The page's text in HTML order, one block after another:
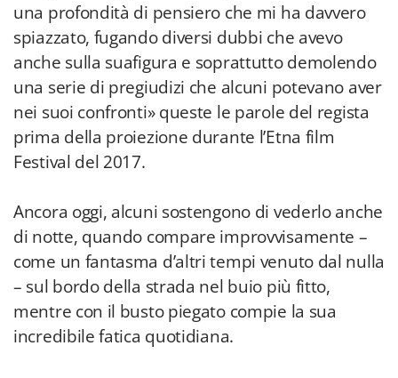
una profondità di pensiero che mi ha davvero
spiazzato, fugando diversi dubbi che avevo
anche sulla suafigura e soprattutto demolendo
una serie di pregiudizi che alcuni potevano aver
nei suoi confronti» queste le parole del regista
prima della proiezione durante l’Etna film
Festival del 2017.
Ancora oggi, alcuni sostengono di vederlo anche
di notte, quando compare improvvisamente –
come un fantasma d’altri tempi venuto dal nulla
– sul bordo della strada nel buio più fitto,
mentre con il busto piegato compie la sua
incredibile fatica quotidiana.